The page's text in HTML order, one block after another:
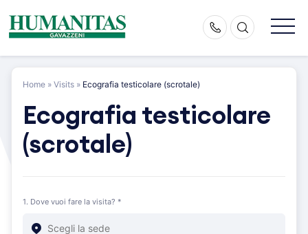
content
Home » Visits » Ecografia testicolare (scrotale)
Ecografia testicolare
(scrotale)
1. Dove vuoi fare la visita? *